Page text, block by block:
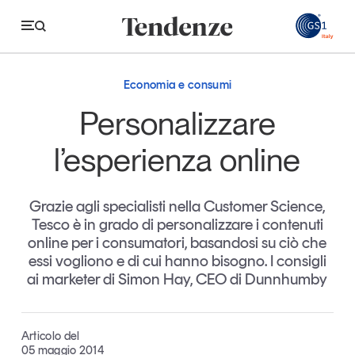
Tendenze
Economia e consumi
Innovazione
Logistica
Retail e brand
Sostenibilità
Magazine
Economia e consumi
Personalizzare
l’esperienza online
Grazie agli specialisti nella Customer Science,
Tesco è in grado di personalizzare i contenuti
online per i consumatori, basandosi su ciò che
essi vogliono e di cui hanno bisogno. I consigli
ai marketer di Simon Hay, CEO di Dunnhumby
Articolo del
05 maggio 2014